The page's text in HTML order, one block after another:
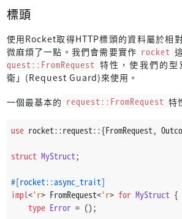
標頭
使用Rocket取得HTTP標頭的資料屬於相
微麻煩了一點。我們會需要實作 rocket
quest::FromRequest 特性，使我們的
衛」(Request Guard)來使用。
一個最基本的 request::FromRequest 特
use rocket::request::{FromRequest,
struct MyStruct;
#[rocket::async_trait]
impl<'r> FromRequest<'r> for MyStruct {
type Error = ();